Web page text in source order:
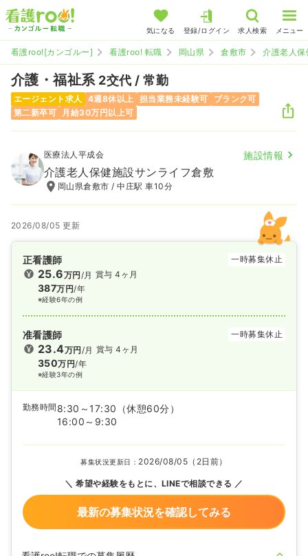
気になる 登録/ログイン 求人検索 メニュー
看護roo![カンゴルー] 看護roo! 転職 岡山県 倉敷市 介護老人
介護・福祉系 2交代 / 常勤
エージェント求人 4週8休以上 担当業務未経験可
ブランク可
第二新卒可
月給30万円以上可
医療法人平成会 施設情報
介護老人保健施設サンライフ倉敷
岡山県倉敷市 / 中庄駅 車10分
2026/08/05 更新
正看護師 一時募集休止
25.6万円/月
387万円/年
※経験6年の例
賞与 4ヶ月
准看護師 一時募集休止
23.4万円/月
350万円/年
※経験3年の例
賞与 4ヶ月
勤務時間 8:30～17:30
（休憩60分）
16:00～9:30
募集状況更新日： 2026/08/05（2日前）
希望や経験をもとに、LINEで相談できる
最新の募集状況を確認してみる